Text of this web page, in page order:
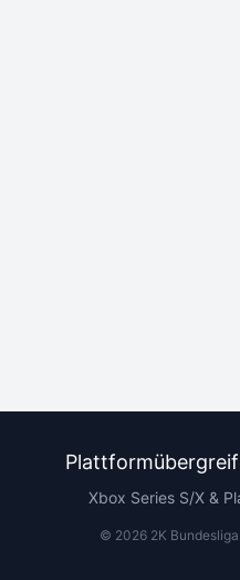
Xbox Series S/X &
© 20262K